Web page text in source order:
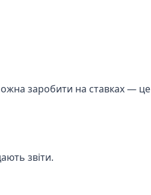
заробити на ставках — це
звіти.